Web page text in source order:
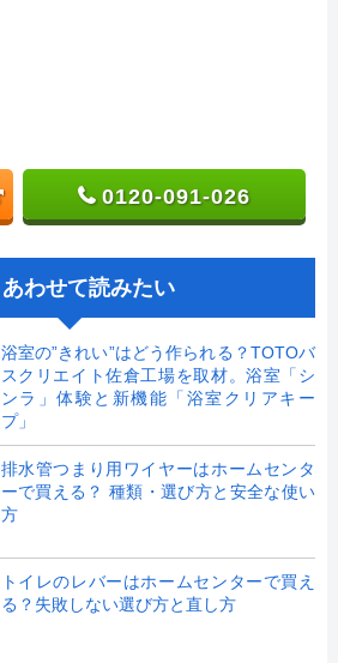
0120-091-026
あわせて読みたい
浴室の”きれい”はどう作られる？TOTOバ
スクリエイト佐倉工場を取材。浴室「シ
ンラ」体験と新機能「浴室クリアキー
プ」
排水管つまり用ワイヤーはホームセンタ
ーで買える？ 種類・選び方と安全な使い
方
トイレのレバーはホームセンターで買え
る？失敗しない選び方と直し方